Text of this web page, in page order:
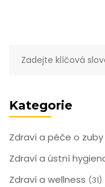
Kategorie
Zdraví a péče o zuby
Zdraví a ústní
Zdraví a wellness (31)